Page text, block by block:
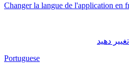
Changer la langue de l'application en
Portuguese